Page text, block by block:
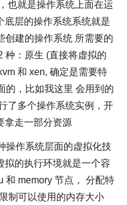
也就是操作系统上面在运
底层的操作系统系统就是
创建的操作系统 所需要的
种：原生 (直接将虚拟的
和 xen, 确定是需要特
的，比如我这里 会用到的
了多个操作系统实例，开
拿走一部分资源
操作系统层面的虚拟化技
拟的执行环境就是一个容
和 memory 节点， 分配特
制可以使用的内存大小